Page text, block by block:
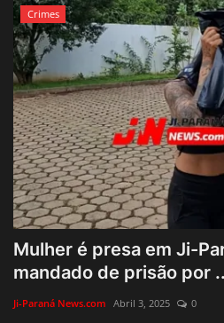
Crimes
Mulher é presa em Ji-
mandado de prisão por
Ji-Paraná News.com Abril 3, 2025 0